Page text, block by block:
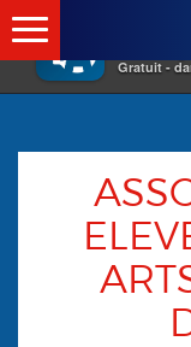
×
Gratuit -